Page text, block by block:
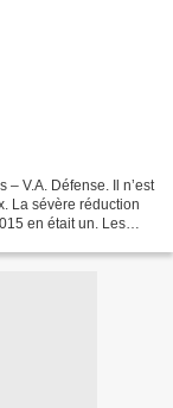
V.A. Défense. Il n’est
La sévère réduction
en était un. Les